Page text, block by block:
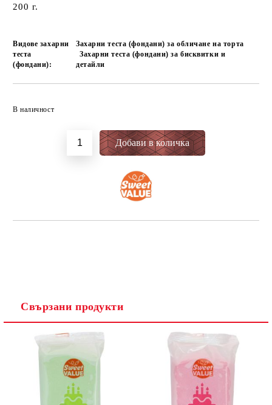
200 г.
Видове захарни
теста
(фондани):
Захарни теста (фондани) за обличане на торта
Захарни теста (фондани) за бисквитки и
детайли
В наличност
Свързани продукти